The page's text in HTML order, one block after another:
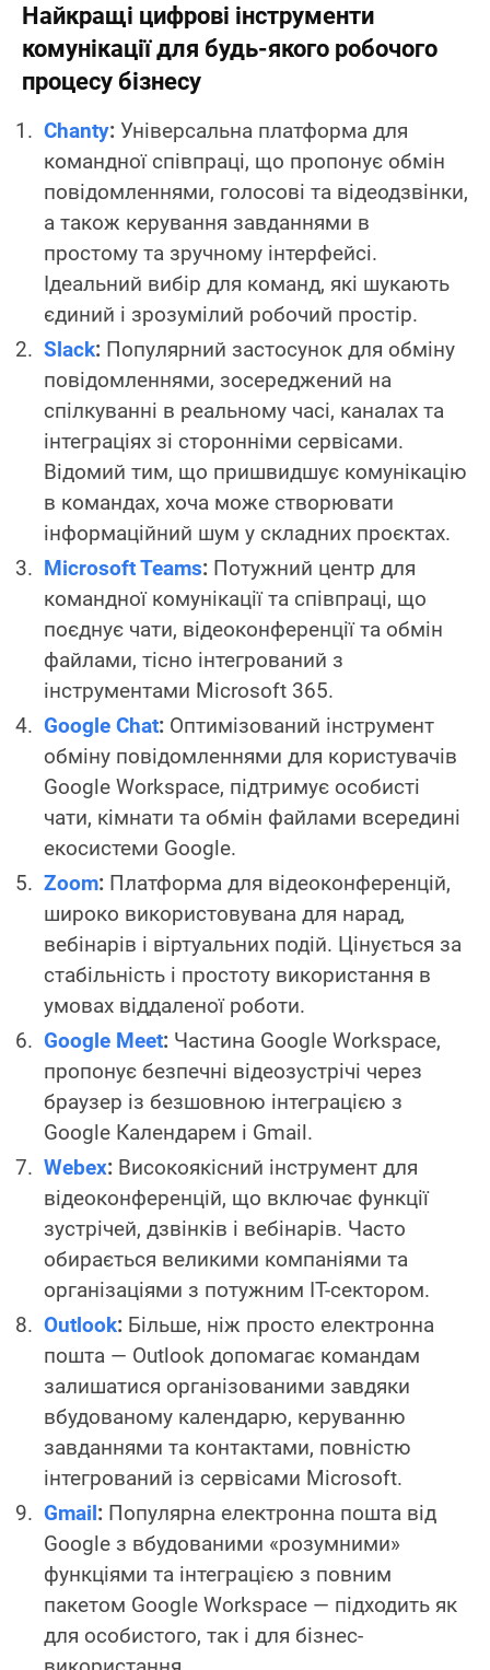
Найкращі цифрові інструменти
комунікації для будь-якого робочого
процесу бізнесу
Chanty: Універсальна платформа для
командної співпраці, що пропонує обмін
повідомленнями, голосові та відеодзвінки,
а також керування завданнями в
простому та зручному інтерфейсі.
Ідеальний вибір для команд, які шукають
єдиний і зрозумілий робочий простір.
Slack: Популярний застосунок для обміну
повідомленнями, зосереджений на
спілкуванні в реальному часі, каналах та
інтеграціях зі сторонніми сервісами.
Відомий тим, що пришвидшує комунікацію
в командах, хоча може створювати
інформаційний шум у складних проєктах.
Microsoft Teams: Потужний центр для
командної комунікації та співпраці, що
поєднує чати, відеоконференції та обмін
файлами, тісно інтегрований з
інструментами Microsoft 365.
Google Chat: Оптимізований інструмент
обміну повідомленнями для користувачів
Google Workspace, підтримує особисті
чати, кімнати та обмін файлами всередині
екосистеми Google.
Zoom: Платформа для відеоконференцій,
широко використовувана для нарад,
вебінарів і віртуальних подій. Цінується за
стабільність і простоту використання в
умовах віддаленої роботи.
Google Meet: Частина Google Workspace,
пропонує безпечні відеозустрічі через
браузер із безшовною інтеграцією з
Google Календарем і Gmail.
Webex: Високоякісний інструмент для
відеоконференцій, що включає функції
зустрічей, дзвінків і вебінарів. Часто
обирається великими компаніями та
організаціями з потужним ІТ-сектором.
Outlook: Більше, ніж просто електронна
пошта — Outlook допомагає командам
залишатися організованими завдяки
вбудованому календарю, керуванню
завданнями та контактами, повністю
інтегрований із сервісами Microsoft.
Gmail: Популярна електронна пошта від
Google з вбудованими «розумними»
функціями та інтеграцією з повним
пакетом Google Workspace — підходить як
для особистого, так і для бізнес-